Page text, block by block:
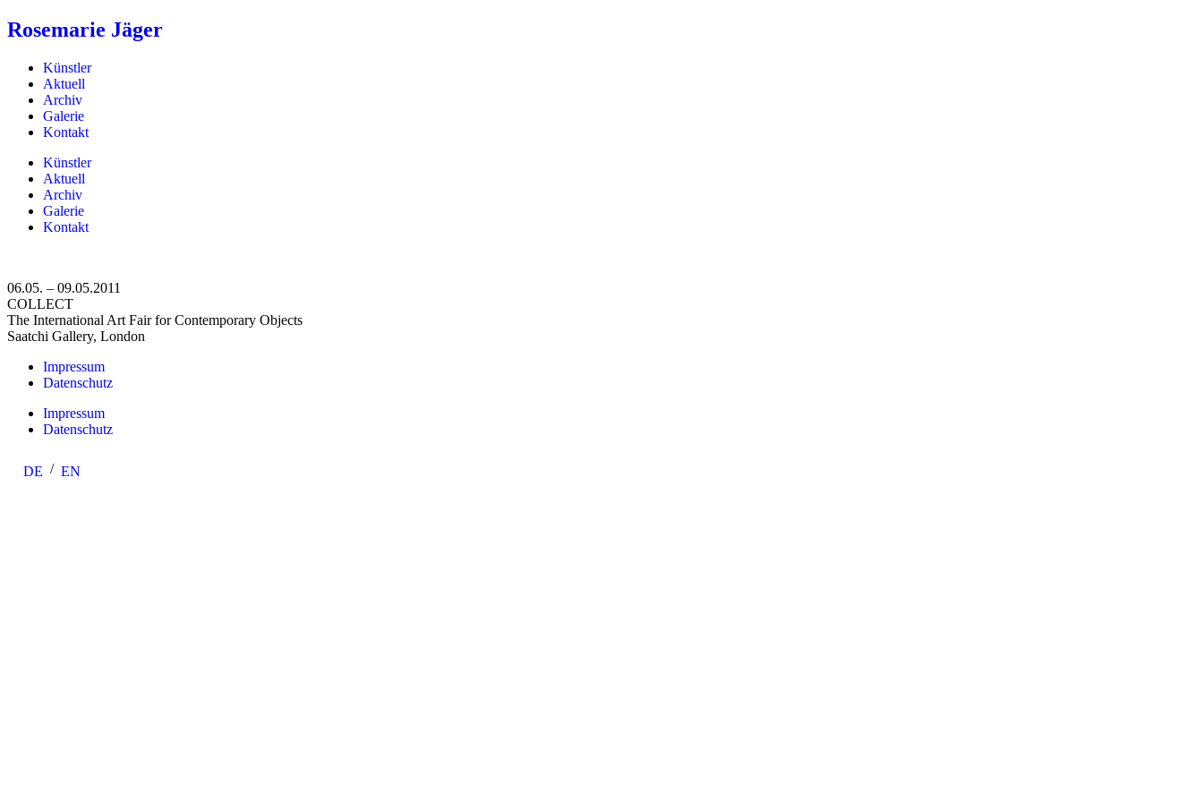
Rosemarie Jäger
Künstler
Aktuell
Archiv
Galerie
Kontakt
Künstler
Aktuell
Archiv
Galerie
Kontakt
06.05. – 09.05.2011
COLLECT
The International Art Fair for Contemporary Objects
Saatchi Gallery, London
Impressum
Datenschutz
Impressum
Datenschutz
DE EN